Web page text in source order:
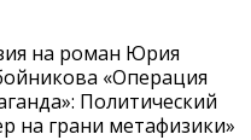
на роман Юрия
«Операция
Политический
на грани метафизики»